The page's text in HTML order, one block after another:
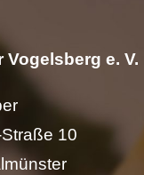
e. V.
10